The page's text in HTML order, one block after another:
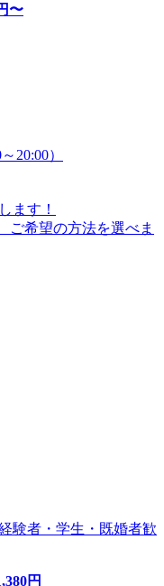
〜
20:00）
ます！
ご希望の方法を選べま
験者・学生・既婚者歓
円